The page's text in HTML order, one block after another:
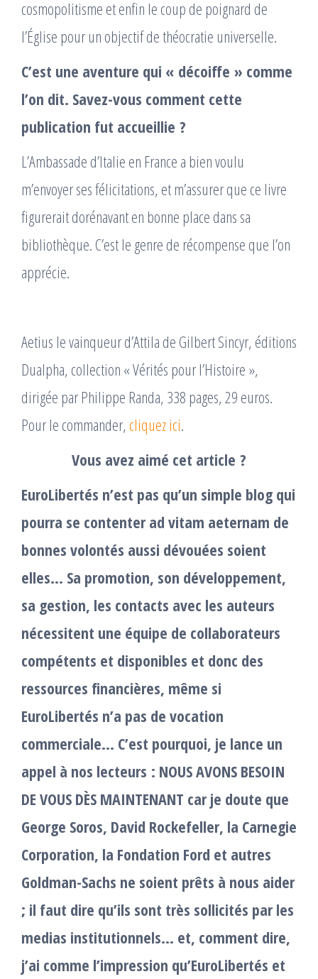
cosmopolitisme et enfin le coup de poignard de
l’Église pour un objectif de théocratie universelle.
C’est une aventure qui « décoiffe » comme
l’on dit. Savez-vous comment cette
publication fut accueillie ?
L’Ambassade d’Italie en France a bien voulu
m’envoyer ses félicitations, et m’assurer que ce livre
figurerait dorénavant en bonne place dans sa
bibliothèque. C’est le genre de récompense que l’on
apprécie.
Aetius le vainqueur d’Attila de Gilbert Sincyr, éditions
Dualpha, collection « Vérités pour l’Histoire »,
dirigée par Philippe Randa, 338 pages, 29 euros.
Pour le commander,cliquez ici.
Vous avez aimé cet article ?
EuroLibertés n’est pas qu’un simple blog qui
pourra se contenter ad vitam aeternam de
bonnes volontés aussi dévouées soient
elles… Sa promotion, son développement,
sa gestion, les contacts avec les auteurs
nécessitent une équipe de collaborateurs
compétents et disponibles et donc des
ressources financières, même si
EuroLibertés n’a pas de vocation
commerciale… C’est pourquoi, je lance un
appel à nos lecteurs : NOUS AVONS BESOIN
DE VOUS DÈS MAINTENANT car je doute que
George Soros, David Rockefeller, la Carnegie
Corporation, la Fondation Ford et autres
Goldman-Sachs ne soient prêts à nous aider
; il faut dire qu’ils sont très sollicités par les
medias institutionnels… et, comment dire,
j’ai comme l’impression qu’EuroLibertés et